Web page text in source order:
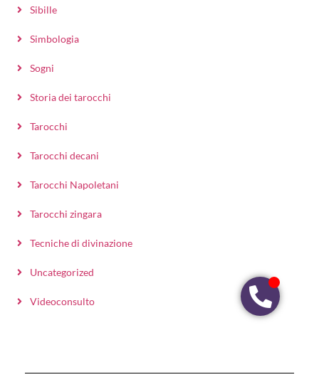
Sibille
Simbologia
Sogni
Storia dei tarocchi
Tarocchi
Tarocchi decani
Tarocchi Napoletani
Tarocchi zingara
Tecniche di divinazione
Uncategorized
Videoconsulto